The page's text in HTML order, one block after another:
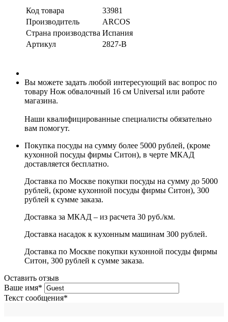
Код товара
33981
Производитель
ARCOS
Страна производства Испания
Артикул
2827-B
Вы можете задать любой интересующий вас вопрос по
товару Нож обвалочный 16 см Universal или работе
магазина.
Наши квалифицированные специалисты обязательно
вам помогут.
Покупка посуды на сумму более 5000 рублей, (кроме
кухонной посуды фирмы Ситон), в черте МКАД
доставляется бесплатно.
Доставка по Москве покупки посуды на сумму до 5000
рублей, (кроме кухонной посуды фирмы Ситон), 300
рублей к сумме заказа.
Доставка за МКАД – из расчета 30 руб./км.
Доставка насадок к кухонным машинам 300 рублей.
Доставка по Москве покупки кухонной посуды фирмы
Ситон, 300 рублей к сумме заказа.
Оставить отзыв
Ваше имя*
Текст сообщения*